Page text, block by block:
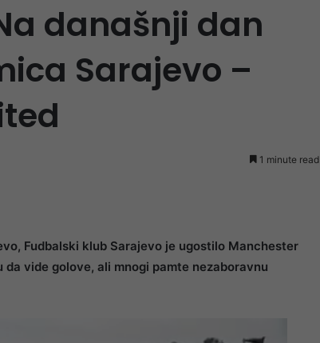
današnji dan
Sarajevo –
1 minute read
Fudbalski klub Sarajevo je ugostilo Manchester
vide golove, ali mnogi pamte nezaboravnu